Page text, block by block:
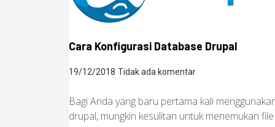
Cara Konfigurasi Database Drupal
19/12/2018 Tidak ada komentar
Bagi Anda yang baru pertama kali
drupal, mungkin kesulitan untuk menemukan file